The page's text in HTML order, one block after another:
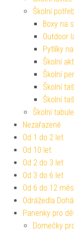
Školní
Boxy na
Outdoor
Pytlíky
Školní
Školní
Školní
Školní
Školní tabule
Nezařazené
Od 1 do 2 let
Od 10 let
Od 2 do 3 let
Od 3 do 6 let
Od 6 do 12
Odrážedla
Panenky pro
Domečky